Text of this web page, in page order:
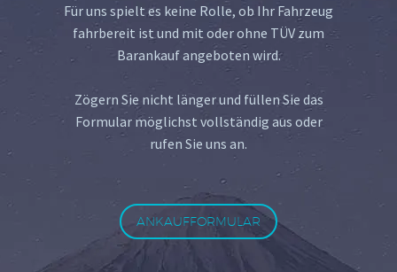
Für uns spielt es keine Rolle, ob Ihr Fahrzeug
fahrbereit ist und mit oder ohne TÜV zum
Barankauf angeboten wird.
Zögern Sie nicht länger und füllen Sie das
Formular möglichst vollständig aus oder
rufen Sie uns an.
ANKAUFFORMULAR